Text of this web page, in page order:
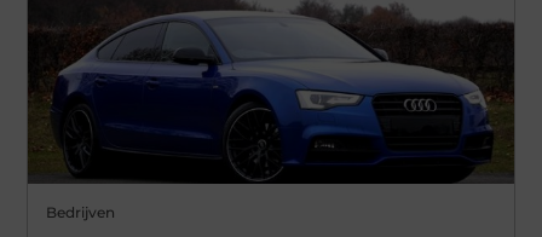
Bedrijven